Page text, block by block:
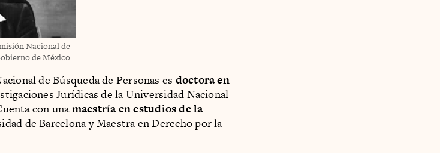
Nacional de
de México
de Búsqueda de Personas es doctora en
Jurídicas de la Universidad Nacional
con unamaestría en estudios de la
de Barcelona y Maestra en Derecho por la